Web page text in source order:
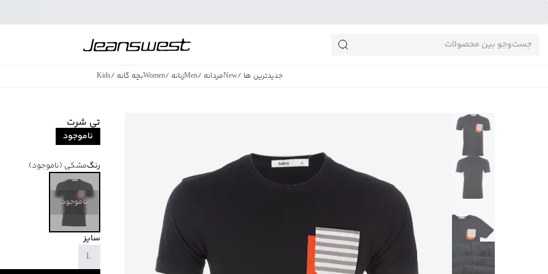
جدیدترین ها /
Newمردانه /
Menزنانه /
Womenبچه گانه /
Kids
تی شرت
ناموجود
رنگمشکی (ناموجود)
ناموجود
سایز
L